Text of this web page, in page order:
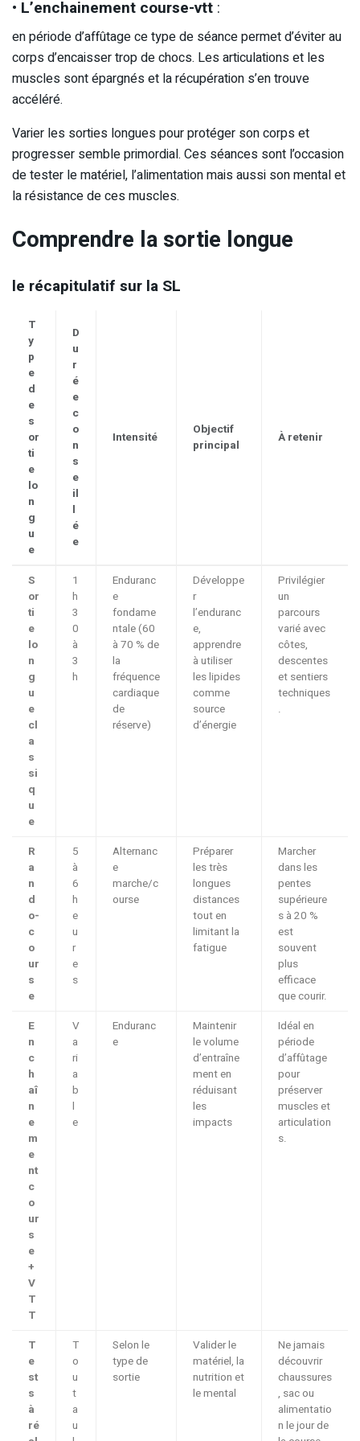
• L’enchainement course-vtt :
en période d’affûtage ce type de séance permet d’éviter au
corps d’encaisser trop de chocs. Les articulations et les
muscles sont épargnés et la récupération s’en trouve
accéléré.
Varier les sorties longues pour protéger son corps et
progresser semble primordial. Ces séances sont l’occasion
de tester le matériel, l’alimentation mais aussi son mental et
la résistance de ces muscles.
Comprendre la sortie longue
le récapitulatif sur la SL
T
y
p
e
d
e
s
or
ti
e
lo
n
g
u
e
D
u
r
é
e
c
o
n
s
e
il
l
é
e
Intensité
Objectif
principal
À retenir
S
or
ti
e
lo
n
g
u
e
cl
a
s
si
q
u
e
1
h
3
0
à
3
h
Enduranc
e
fondame
ntale (60
à 70 % de
la
fréquence
cardiaque
de
réserve)
Développe
r
l’enduranc
e,
apprendre
à utiliser
les lipides
comme
source
d’énergie
Privilégier
un
parcours
varié avec
côtes,
descentes
et sentiers
techniques
.
R
a
n
d
o-
c
o
ur
s
e
5
à
6
h
e
u
r
e
s
Alternanc
e
marche/c
ourse
Préparer
les très
longues
distances
tout en
limitant la
fatigue
Marcher
dans les
pentes
supérieure
s à 20 %
est
souvent
plus
efficace
que courir.
E
n
c
h
aî
n
e
m
e
nt
c
o
ur
s
e
+
V
T
T
V
a
ri
a
b
l
e
Enduranc
e
Maintenir
le volume
d’entraîne
ment en
réduisant
les
impacts
Idéal en
période
d’affûtage
pour
préserver
muscles et
articulation
s.
T
e
st
s
à
ré
T
o
u
t
a
u
Selon le
type de
sortie
Valider le
matériel, la
nutrition et
le mental
Ne jamais
découvrir
chaussures
, sac ou
alimentatio
n le jour de